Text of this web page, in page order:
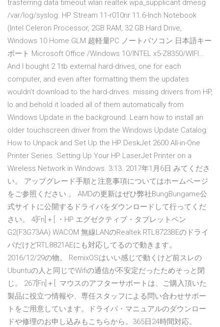
trasferring data timeout wlan realtek wpa_supplicant dmesg
/var/log/syslog. HP Stream 11-r010nr 11.6-Inch Notebook
(Intel Celeron Processor, 2GB RAM, 32 GB Hard Drive,
Windows 10 Home GLM 超軽量PC ノートパソコン 日本語キー
ボート Microsoft Office /Windows 10/INTEL x5-Z8350/WIFI…
And I bought 2 1tb external hard-drives, one for each
computer, and even after formatting them the updates
wouldn't download to the hard-drives. missing drivers from HP,
lo and behold it loaded all of them automatically from
Windows Update in the background. Learn how to install an
older touchscreen driver from the Windows Update Catalog.
How to Unpack and Set Up the HP DeskJet 2600 All-in-One
Printer Series. Setting Up Your HP LaserJet Printer on a
Wireless Network in Windows. 3:13. 2017年1月6日 みてくださ
い。 アップグレード手順と注意事項についてはホームページ
をご参照ください 。 AMDの更新はぜひ弊社BungBungame公
式サイトに公開するドライバをダウンロードして行ってくだ
さい。 4[Fn]＋[ ・HP エグゼクティブ・タブレットペン
G2(F3G73AA) WACOM 無線LANのRealtek RTL8723BEのドライ
バだけどRTL8821AEにも対応してるので動きます。
2016/12/29の物。 RemixOSはいい感じで動くけど前スレの
Ubuntuの人と同じでWifiの通信が不安定だったためそっと閉
じ。 267[Fn]＋[ マウスのアフターサポートは、ご購入頂いた
製品に役立つ情報や、専任スタッフによる問い合わせサポー
トをご用意しています。ドライバ・マニュアルのダウンロー
ドや修理のお申し込みもこちらから。365日24時間対応。